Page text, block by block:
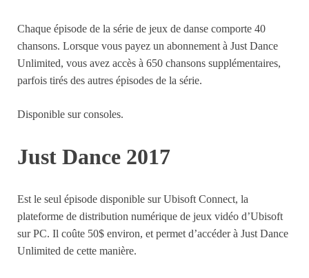
Chaque épisode de la série de jeux de danse comporte 40
chansons. Lorsque vous payez un abonnement à Just Dance
Unlimited, vous avez accès à 650 chansons supplémentaires,
parfois tirés des autres épisodes de la série.
Disponible sur consoles.
Just Dance 2017
Est le seul épisode disponible sur Ubisoft Connect, la
plateforme de distribution numérique de jeux vidéo d’Ubisoft
sur PC. Il coûte 50$ environ, et permet d’accéder à Just Dance
Unlimited de cette manière.